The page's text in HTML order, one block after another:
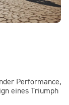
Performance,
eines Triumph